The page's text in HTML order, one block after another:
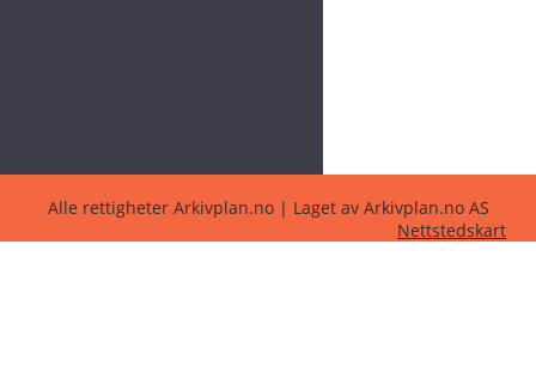
Alle rettigheter Arkivplan.no | Laget av Arkivplan.no AS
Nettstedskart